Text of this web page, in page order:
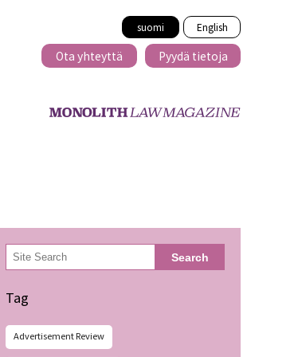
suomi English
Ota yhteyttä Pyydä tietoja
検
索 Search
Tag
Advertisement Review